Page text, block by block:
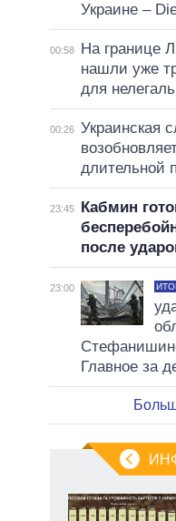
Украине –
00:58
На границе
нашли уже
для
00:26 Украинская
длительной
23:45
Кабмин
после
23:00
Главное за